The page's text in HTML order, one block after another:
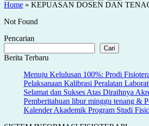
Home » KEPUASAN DOSEN DAN
Not Found
Pencarian
Cari
Berita Terbaru
Menuju Kelulusan 100%: Prodi
Pelaksanaan Kalibrasi Peralatan
Selamat dan Sukses Atas Diraihnya
Pemberitahuan libur minggu tenang &
Kalender Akademik Program Studi